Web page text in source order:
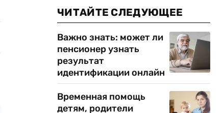
ЧИТАЙТЕ СЛЕДУЮЩЕЕ
Важно знать: может ли
пенсионер узнать
результат
идентификации онлайн
Временная помощь
детям, родители